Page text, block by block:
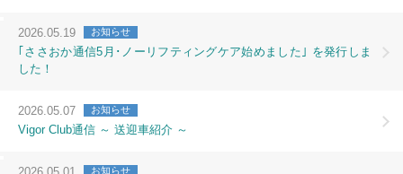
2026.05.19 お知らせ
｢ささおか通信5月･ノーリフティングケア始めました｣ を発行しま
した！
2026.05.07 お知らせ
Vigor Club通信 ～ 送迎車紹介 ～
お知らせ